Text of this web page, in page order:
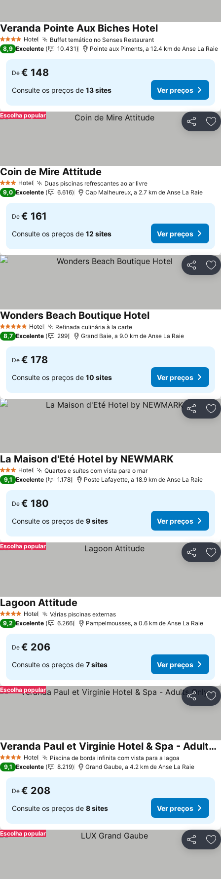
4 EstrelasHotel Buffet temático no Senses RestaurantVer preços
Veranda Pointe Aux Biches HotelVer preços
8,9 Excelente 10.431 Pointe aux Piments, a 12.4 km de Anse La Raie
De € 148
Consulte os preços de 13 sites Ver preços
Partilhar
Escolha popular
3 EstrelasHotel Duas piscinas refrescantes ao ar livreVer preços
Coin de Mire Attitude
9,0 Excelente 6.616 Cap Malheureux, a 2.7 km de Anse La Raie
De € 161
Consulte os preços de 12 sites Ver preços
Partilhar
5 Estrelas Hotel Refinada culinária à la carteVer preços
Wonders Beach Boutique HotelVer preços
8,7 Excelente 299 Grand Baie, a 9.0 km de Anse La Raie
De € 178
Consulte os preços de 10 sites Ver preços
Partilhar
3 EstrelasHotel Quartos e suítes com vista para o marVer preços
La Maison d'Eté Hotel by NEWMARKVer preços
9,1 Excelente 1.178 Poste Lafayette, a 18.9 km de Anse La Raie
De € 180
Consulte os preços de 9 sites Ver preços
Partilhar
Escolha popular
4 EstrelasHotel Várias piscinas externasVer preços
Lagoon Attitude
9,2 Excelente 6.266 Pampelmousses, a 0.6 km de Anse La Raie
De € 206
Consulte os preços de 7 sites Ver preços
Partilhar
Escolha popular
4 EstrelasHotel Piscina de borda infinita com vista para a lagoa
Veranda Paul et Virginie Hotel & Spa - Adults Only
Ver preços
9,1 Excelente 8.219 Grand Gaube, a 4.2 km de Anse La Raie
De € 208
Consulte os preços de 8 sites Ver preços
Partilhar
Escolha popular